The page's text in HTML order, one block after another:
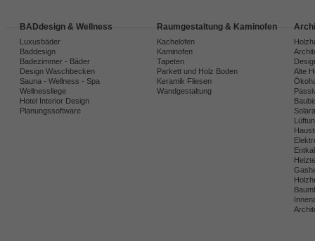
BADdesign & Wellness
Luxusbäder
Baddesign
Badezimmer - Bäder
Design Waschbecken
Sauna - Wellness - Spa
Wellnessliege
Hotel Interior Design
Planungssoftware
Raumgestaltung & Kaminofen
Kachelofen
Kaminofen
Tapeten
Parkett und Holz Boden
Keramik Fliesen
Wandgestaltung
Alte